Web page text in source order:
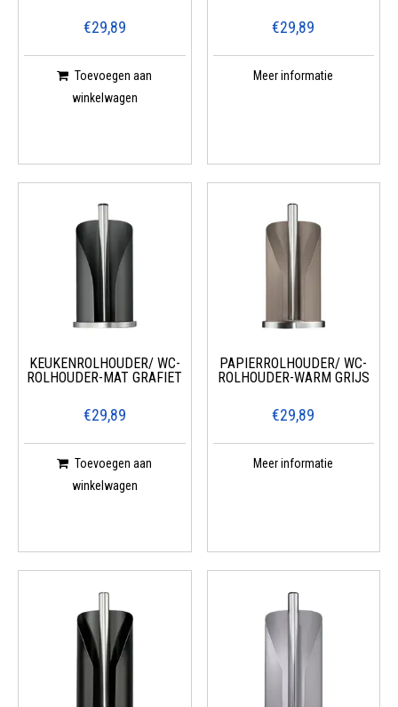
€29,89
Toevoegen aan
winkelwagen
€29,89
Meer informatie
KEUKENROLHOUDER/ WC-
ROLHOUDER-MAT GRAFIET
€29,89
Toevoegen aan
winkelwagen
PAPIERROLHOUDER/ WC-
ROLHOUDER-WARM GRIJS
€29,89
Meer informatie